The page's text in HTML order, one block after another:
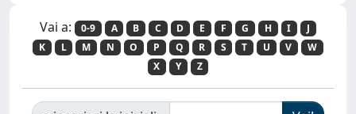
Vai a: 0-9 A B C D E F G H I
J
K
L M N O P Q R S T U V
W
X
Y Z